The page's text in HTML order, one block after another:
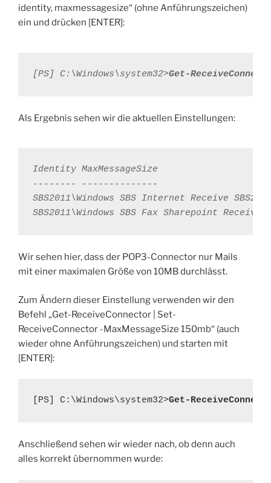
identity, maxmessagesize“ (ohne Anführungszeichen)
ein und drücken [ENTER]:
[PS] C:\Windows\system32>Get-
Als Ergebnis sehen wir die aktuellen Einstellungen:
Identity MaxMessageSize
-------- --------------
SBS2011\Windows SBS Internet Receive
SBS2011\Windows SBS Fax Sharepoint Receive
Wir sehen hier, dass der POP3-Connector nur Mails
mit einer maximalen Größe von 10MB durchlässt.
Zum Ändern dieser Einstellung verwenden wir den
Befehl „Get-ReceiveConnector | Set-
ReceiveConnector -MaxMessageSize 150mb“ (auch
wieder ohne Anführungszeichen) und starten mit
[ENTER]:
[PS] C:\Windows\system32>
Anschließend sehen wir wieder nach, ob denn auch
alles korrekt übernommen wurde: